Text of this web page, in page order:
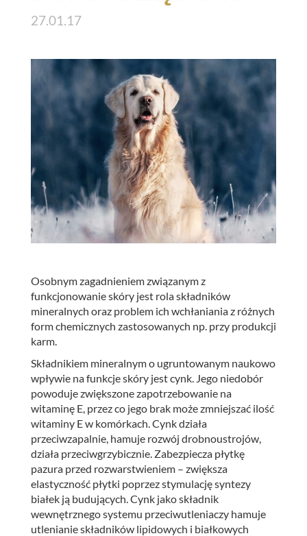
27.01.17
Osobnym zagadnieniem związanym z
funkcjonowanie skóry jest rola składników
mineralnych oraz problem ich wchłaniania z różnych
form chemicznych zastosowanych np. przy produkcji
karm.
Składnikiem mineralnym o ugruntowanym naukowo
wpływie na funkcje skóry jest cynk. Jego niedobór
powoduje zwiększone zapotrzebowanie na
witaminę E, przez co jego brak może zmniejszać ilość
witaminy E w komórkach. Cynk działa
przeciwzapalnie, hamuje rozwój drobnoustrojów,
działa przeciwgrzybicznie. Zabezpiecza płytkę
pazura przed rozwarstwieniem – zwiększa
elastyczność płytki poprzez stymulację syntezy
białek ją budujących. Cynk jako składnik
wewnętrznego systemu przeciwutleniaczy hamuje
utlenianie składników lipidowych i białkowych